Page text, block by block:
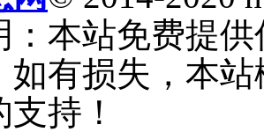
：本站免费提
如有损失，本
支持！